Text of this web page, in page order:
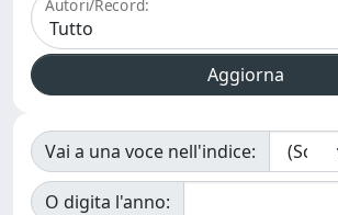
Autori/Record:
Vai a una voce nell'indice:
O digita l'anno: